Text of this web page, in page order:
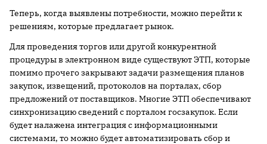
Теперь, когда выявлены потребности, можно перейти к
решениям, которые предлагает рынок.
Для проведения торгов или другой конкурентной
процедуры в электронном виде существуют ЭТП, которые
помимо прочего закрывают задачи размещения планов
закупок, извещений, протоколов на порталах, сбор
предложений от поставщиков. Многие ЭТП обеспечивают
синхронизацию сведений с порталом госзакупок. Если
будет налажена интеграция с информационными
системами, то можно будет автоматизировать сбор и